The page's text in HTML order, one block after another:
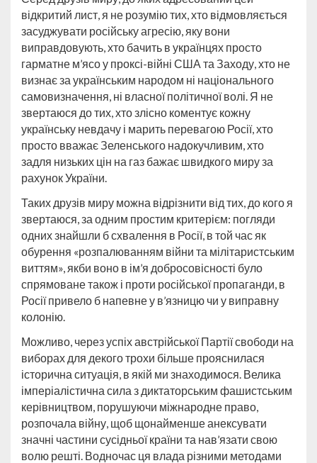
відкритий лист, я не розумію тих, хто відмовляється
засуджувати російську агресію, яку вони
виправдовують, хто бачить в українцях просто
гарматне м’ясо у проксі-війні США та Заходу, хто не
визнає за українським народом ні національного
самовизначення, ні власної політичної волі. Я не
звертаюся до тих, хто злісно коментує кожну
українську невдачу і марить перевагою Росії, хто
просто вважає Зеленського надокучливим, хто
задля низьких цін на газ бажає швидкого миру за
рахунок України.
Таких друзів миру можна відрізнити від тих, до кого я
звертаюся, за одним простим критерієм: погляди
одних знайшли б схвалення в Росії, в той час як
обурення «розпалюванням війни та мілітаристським
виттям», якби воно в ім’я добросовісності було
спрямоване також і проти російської пропаганди, в
Росії привело б напевне у в’язницю чи у виправну
колонію.
Можливо, через успіх австрійської Партії свободи на
виборах для декого трохи більше прояснилася
історична ситуація, в якій ми знаходимося. Велика
імперіалістична сила з диктаторським фашистським
керівництвом, порушуючи міжнародне право,
розпочала війну, щоб щонайменше анексувати
значні частини сусідньої країни та нав’язати свою
волю решті. Водночас ця влада різними методами